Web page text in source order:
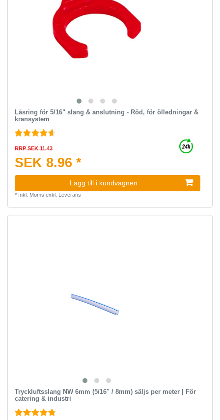
Låsring för 5/16" slang & anslutning - Röd, för ölledningar &
kransystem
RRP SEK 11.43
SEK 8.96 *
Lagg till i kundvagnen
* Inkl. Moms exkl. Leverans
Tryckluftsslang NW 6mm (5/16" / 8mm) säljs per meter | För
catering & industri